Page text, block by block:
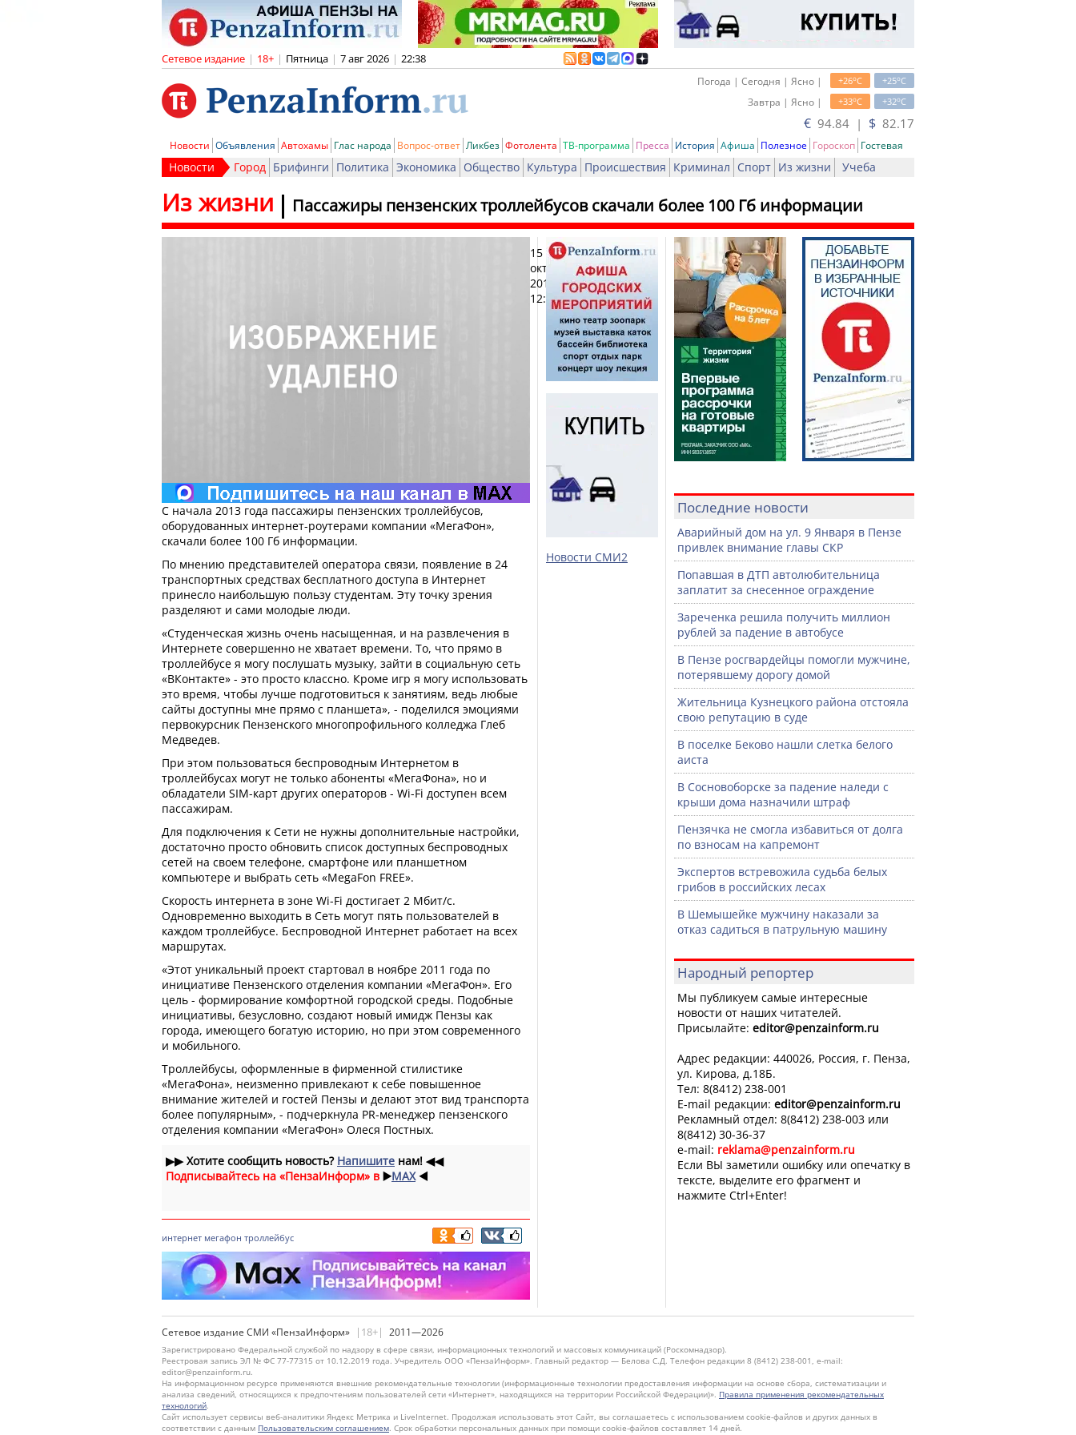
Сетевое издание | 18+ | Пятница | 7 авг 2026 | 22:38
+25oC
+26oC
Погода | Сегодня | Ясно |
+32oC
+33oC
Завтра | Ясно |
€ 94.84 | $ 82.17
Новости Объявления Автохамы Глас народа Вопрос-ответ Ликбез Фотолента ТВ-программа Пресса История Афиша Полезное Гороскоп Гостевая
Новости Город Брифинги Политика Экономика Общество Культура Происшествия Криминал Спорт Из жизни Учеба
Пассажиры пензенских троллейбусов скачали более 100 Гб информации
Из жизни
15
октября
2013,
12:27
Печать
С начала 2013 года пассажиры пензенских троллейбусов,
оборудованных интернет-роутерами компании «МегаФон»,
скачали более 100 Гб информации.
По мнению представителей оператора связи, появление в 24
транспортных средствах бесплатного доступа в Интернет
принесло наибольшую пользу студентам. Эту точку зрения
разделяют и сами молодые люди.
«Студенческая жизнь очень насыщенная, и на развлечения в
Интернете совершенно не хватает времени. То, что прямо в
троллейбусе я могу послушать музыку, зайти в социальную сеть
«ВКонтакте» - это просто классно. Кроме игр я могу использовать
это время, чтобы лучше подготовиться к занятиям, ведь любые
сайты доступны мне прямо с планшета», - поделился эмоциями
первокурсник Пензенского многопрофильного колледжа Глеб
Медведев.
При этом пользоваться беспроводным Интернетом в
троллейбусах могут не только абоненты «МегаФона», но и
обладатели SIM-карт других операторов - Wi-Fi доступен всем
пассажирам.
Для подключения к Сети не нужны дополнительные настройки,
достаточно просто обновить список доступных беспроводных
сетей на своем телефоне, смартфоне или планшетном
компьютере и выбрать сеть «MegaFon FREE».
Скорость интернета в зоне Wi-Fi достигает 2 Мбит/с.
Одновременно выходить в Сеть могут пять пользователей в
каждом троллейбусе. Беспроводной Интернет работает на всех
маршрутах.
«Этот уникальный проект стартовал в ноябре 2011 года по
инициативе Пензенского отделения компании «МегаФон». Его
цель - формирование комфортной городской среды. Подобные
инициативы, безусловно, создают новый имидж Пензы как
города, имеющего богатую историю, но при этом современного
и мобильного.
Троллейбусы, оформленные в фирменной стилистике
«МегаФона», неизменно привлекают к себе повышенное
внимание жителей и гостей Пензы и делают этот вид транспорта
более популярным», - подчеркнула PR-менеджер пензенского
отделения компании «МегаФон» Олеся Постных.
▶▶Хотите сообщить новость? Напишите нам! ◀◀
Подписывайтесь на «ПензаИнформ» в ▶️MAX ◀️
интернет мегафон троллейбус
Новости СМИ2
Последние новости
Аварийный дом на ул. 9 Января в Пензе
привлек внимание главы СКР
Попавшая в ДТП автолюбительница
заплатит за снесенное ограждение
Зареченка решила получить миллион
рублей за падение в автобусе
В Пензе росгвардейцы помогли мужчине,
потерявшему дорогу домой
Жительница Кузнецкого района отстояла
свою репутацию в суде
В поселке Беково нашли слетка белого
аиста
В Сосновоборске за падение наледи с
крыши дома назначили штраф
Пензячка не смогла избавиться от долга
по взносам на капремонт
Экспертов встревожила судьба белых
грибов в российских лесах
В Шемышейке мужчину наказали за
отказ садиться в патрульную машину
Народный репортер
Мы публикуем самые интересные
новости от наших читателей.
Присылайте: editor@penzainform.ru
Адрес редакции: 440026, Россия, г. Пенза,
ул. Кирова, д.18Б.
Тел: 8(8412) 238-001
E-mail редакции: editor@penzainform.ru
Рекламный отдел: 8(8412) 238-003 или
8(8412) 30-36-37
e-mail: reklama@penzainform.ru
Если ВЫ заметили ошибку или опечатку в
тексте, выделите его фрагмент и
нажмите Ctrl+Enter!
Сетевое издание СМИ «ПензаИнформ» |18+| 2011—2026
Зарегистрировано Федеральной службой по надзору в сфере связи, информационных технологий и массовых коммуникаций (Роскомнадзор).
Реестровая запись ЭЛ № ФС 77-77315 от 10.12.2019 года. Учредитель ООО «ПензаИнформ». Главный редактор — Белова С.Д. Телефон редакции 8 (8412) 238-001, e-mail:
editor@penzainform.ru.
На информационном ресурсе применяются внешние рекомендательные технологии (информационные технологии предоставления информации на основе сбора, систематизации и
анализа сведений, относящихся к предпочтениям пользователей сети «Интернет», находящихся на территории Российской Федерации)». Правила применения рекомендательных
технологий
Сайт использует сервисы веб-аналитики Яндекс Метрика и LiveInternet. Продолжая использовать этот Сайт, вы соглашаетесь с использованием cookie-файлов и других данных в
соответствии с данным Пользовательским соглашением . Срок обработки персональных данных при помощи cookie-файлов составляет 14 дней.